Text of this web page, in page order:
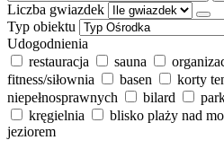
Liczba gwiazdek
Typ obiektu
Udogodnienia
restauracja
sauna
fitness/siłownia
basen korty
niepełnosprawnych
bilard
kręgielnia
blisko plaży nad
jeziorem